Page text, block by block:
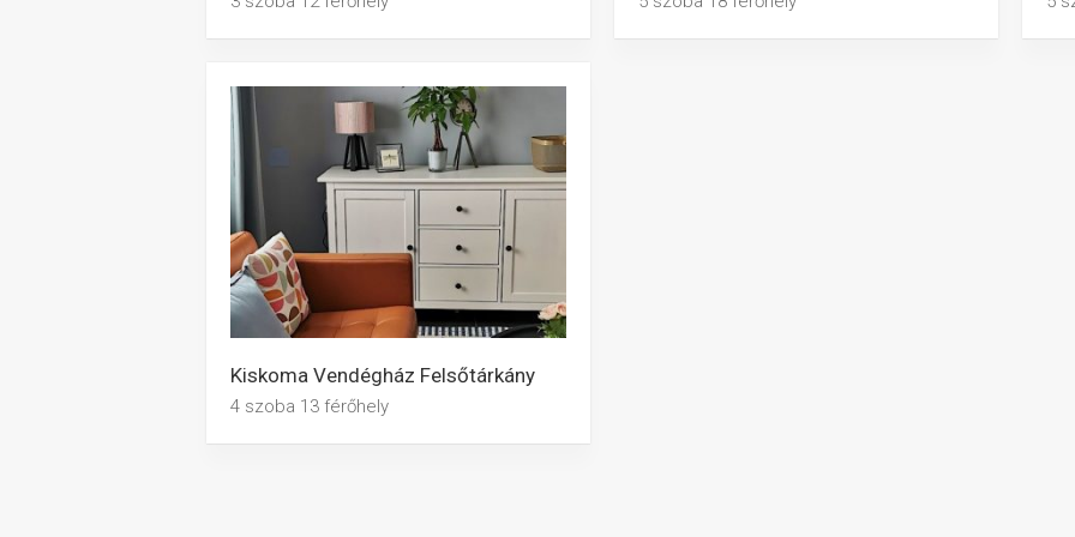
Kiskoma Vendégház Felsőtárkány
4 szoba 13 férőhely